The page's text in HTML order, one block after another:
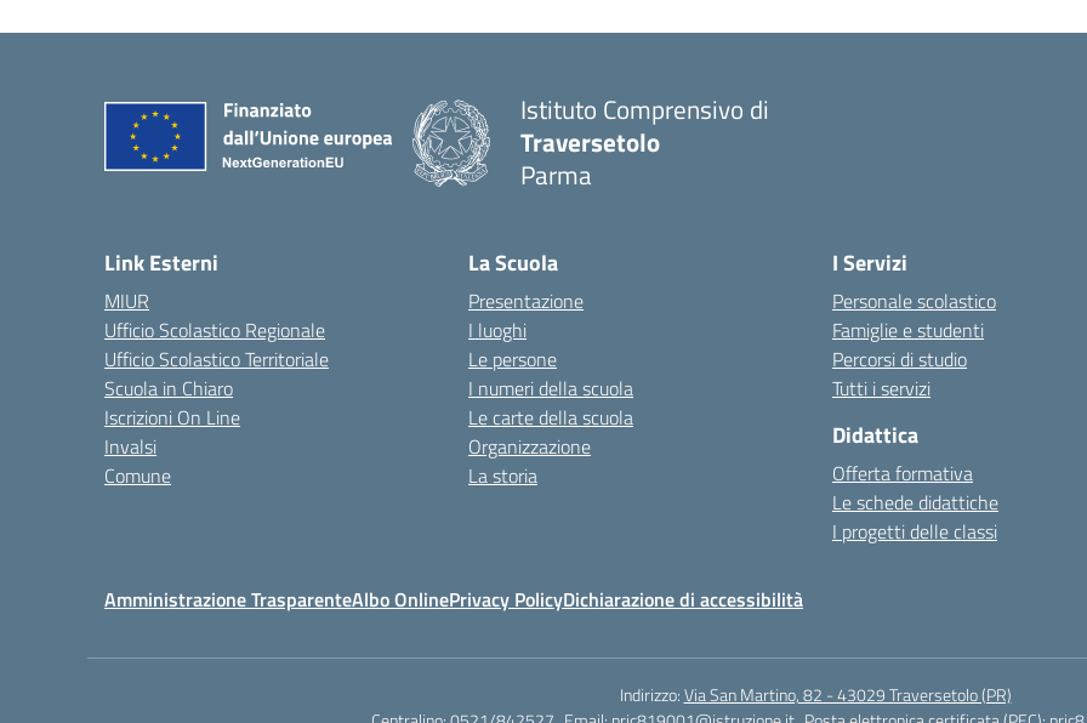
Istituto Comprensivo di
Traversetolo
Parma
Link Esterni
MIUR
Ufficio Scolastico Regionale
Ufficio Scolastico Territoriale
Scuola in Chiaro
Iscrizioni On Line
Invalsi
Comune
La Scuola
Presentazione
I luoghi
Le persone
I numeri della scuola
Le carte della scuola
Organizzazione
La storia
I Servizi
Personale scolastico
Famiglie e studenti
Percorsi di studio
Tutti i servizi
Didattica
Offerta formativa
Le schede didattiche
I progetti delle classi
Amministrazione TrasparenteAlbo OnlinePrivacy PolicyDichiarazione di accessibilità
Indirizzo:Via San Martino, 82 - 43029 Traversetolo (PR)